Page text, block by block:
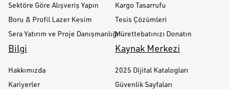
Sektöre Göre Alışveriş Yapın
Boru & Profil Lazer Kesim
Sera Yatırım ve Proje Danışmanlığı
Kargo Tasarrufu
Tesis Çözümleri
Mürettebatınızı Donatın
Bilgi
Hakkımızda
Kariyerler
Kaynak Merkezi
2025 Dijital Katalogları
Güvenlik Sayfaları